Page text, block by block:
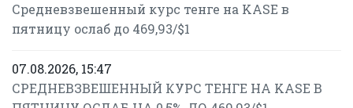
Средневзвешенный курс тенге на KASE в
пятницу ослаб до 469,93/$1
07.08.2026, 15:47
СРЕДНЕВЗВЕШЕННЫЙ КУРС ТЕНГЕ НА KASE В